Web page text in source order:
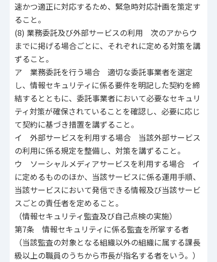
速かつ適正に対応するため、緊急時対応計画を策定す
ること。
(8) 業務委託及び外部サービスの利用 次のアからウ
までに掲げる場合ごとに、それぞれに定める対策を講
ずること。
ア 業務委託を行う場合 適切な委託事業者を選定
し、情報セキュリティに係る要件を明記した契約を締
結するとともに、委託事業者において必要なセキュリ
ティ対策が確保されていることを確認し、必要に応じ
て契約に基づき措置を講ずること。
イ 外部サービスを利用する場合 当該外部サービス
の利用に係る規定を整備し、対策を講ずること。
ウ ソーシャルメディアサービスを利用する場合 イ
に定めるもののほか、当該サービスに係る運用手順、
当該サービスにおいて発信できる情報及び当該サービ
スごとの責任者を定めること。
（情報セキュリティ監査及び自己点検の実施）
第7条 情報セキュリティに係る監査を所掌する者
（当該監査の対象となる組織以外の組織に属する課長
級以上の職員のうちから市長が指名する者をいう。）